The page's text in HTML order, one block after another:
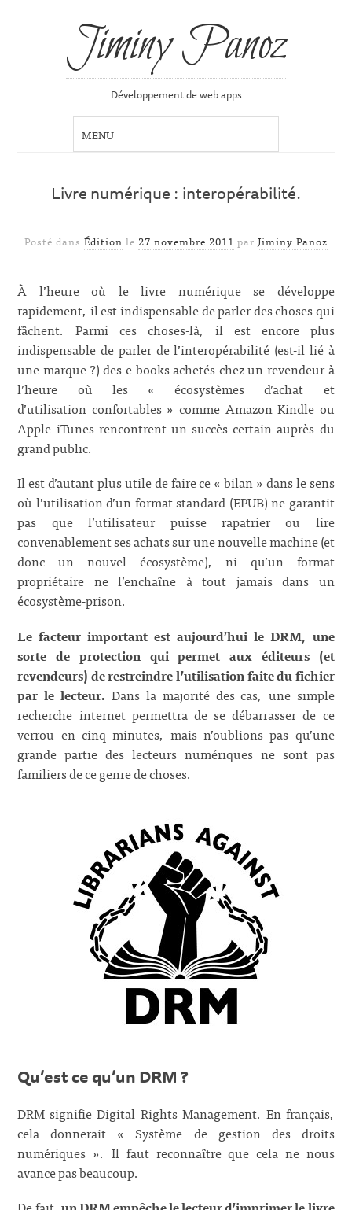
Jiminy Panoz
Développement de web apps
Livre numérique : interopérabilité.
Posté dans Édition le 27 novembre 2011 par Jiminy Panoz
À l’heure où le livre numérique se développe
rapidement, il est indispensable de parler des choses qui
fâchent. Parmi ces choses-là, il est encore plus
indispensable de parler de l’interopérabilité (est-il lié à
une marque ?) des e-books achetés chez un revendeur à
l’heure où les « écosystèmes d’achat et
d’utilisation confortables » comme Amazon Kindle ou
Apple iTunes rencontrent un succès certain auprès du
grand public.
Il est d’autant plus utile de faire ce « bilan » dans le sens
où l’utilisation d’un format standard (EPUB) ne garantit
pas que l’utilisateur puisse rapatrier ou lire
convenablement ses achats sur une nouvelle machine (et
donc un nouvel écosystème), ni qu’un format
propriétaire ne l’enchaîne à tout jamais dans un
écosystème-prison.
Le facteur important est aujourd’hui le DRM, une
sorte de protection qui permet aux éditeurs (et
revendeurs) de restreindre l’utilisation faite du fichier
par le lecteur. Dans la majorité des cas, une simple
recherche internet permettra de se débarrasser de ce
verrou en cinq minutes, mais n’oublions pas qu’une
grande partie des lecteurs numériques ne sont pas
familiers de ce genre de choses.
Qu’est ce qu’un DRM ?
DRM signifie Digital Rights Management. En français,
cela donnerait « Système de gestion des droits
numériques ». Il faut reconnaître que cela ne nous
avance pas beaucoup.